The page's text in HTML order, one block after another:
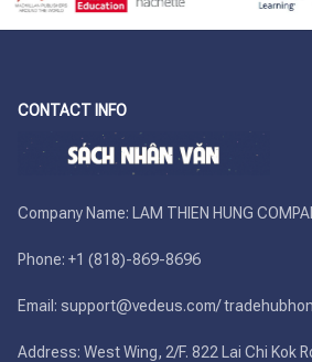
CONTACT INFO
Company Name: LAM THIEN HUNG
Phone: +1 (818)-869-8696
Email: support@vedeus.com/
Address: West Wing, 2/F. 822 Lai Chi Kok